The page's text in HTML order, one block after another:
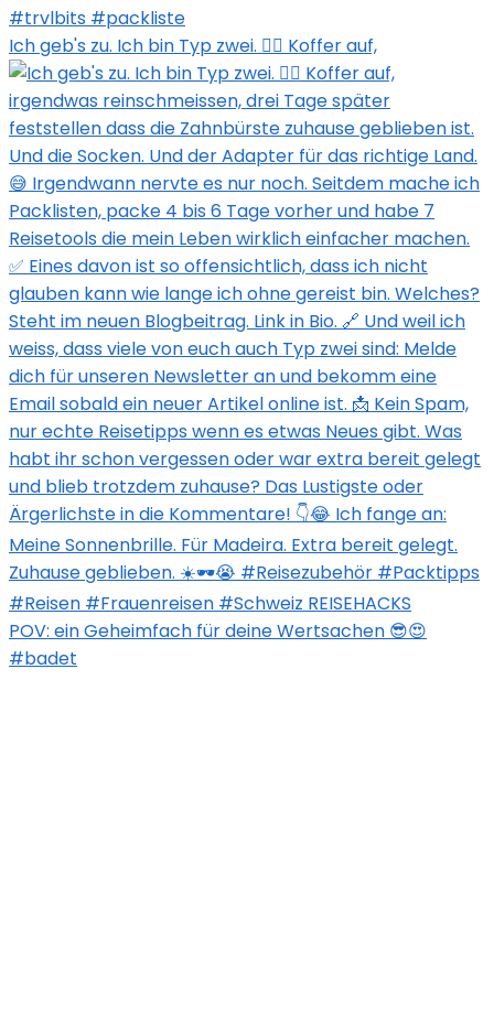
Ich geb's zu. Ich bin Typ zwei. 🙋‍♀️ Koffer auf,
POV: ein Geheimfach für deine Wertsachen 😎😍
#badet